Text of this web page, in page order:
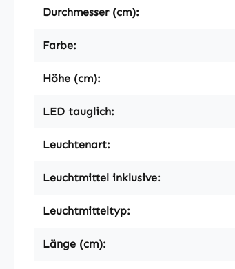
Durchmesser (cm):
Farbe:
Höhe (cm):
LED tauglich:
Leuchtenart:
Leuchtmittel inklusive:
Leuchtmitteltyp:
Länge (cm):